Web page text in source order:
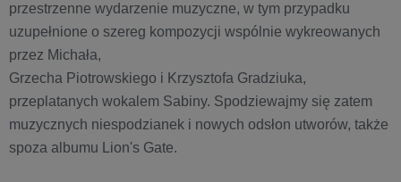
przestrzenne wydarzenie muzyczne, w tym przypadku
uzupełnione o szereg kompozycji wspólnie wykreowanych
przez Michała,
Grzecha Piotrowskiego i Krzysztofa Gradziuka,
przeplatanych wokalem Sabiny. Spodziewajmy się zatem
muzycznych niespodzianek i nowych odsłon utworów, także
spoza albumu Lion's Gate.